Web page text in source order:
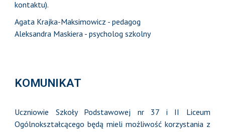
kontaktu).
Agata Krajka-Maksimowicz - pedagog
Aleksandra Maskiera - psycholog szkolny
KOMUNIKAT
Uczniowie Szkoły Podstawowej nr 37 i II Liceum
Ogólnokształcącego będą mieli możliwość korzystania z